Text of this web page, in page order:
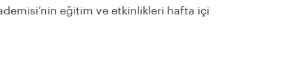
eğitim ve etkinlikleri hafta içi